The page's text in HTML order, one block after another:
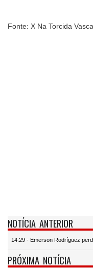
Fonte: X Na Torcida
NOTÍCIA ANTERIOR
14:29 - Emerson Rodríguez
PRÓXIMA NOTÍCIA